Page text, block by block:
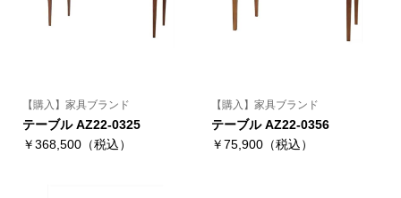
【購入】家具ブランド
テーブル AZ22-0325
￥368,500（税込）
【購入】家具ブランド
テーブル AZ22-0356
￥75,900（税込）